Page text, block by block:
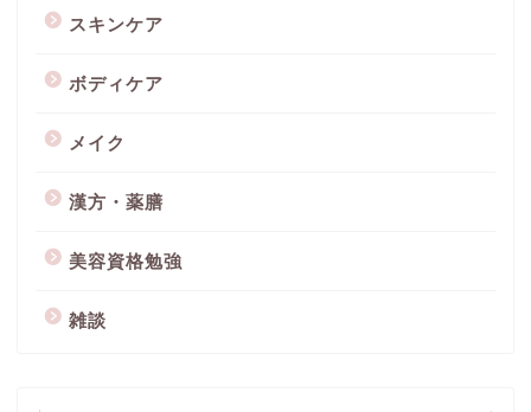
スキンケア
ボディケア
メイク
漢方・薬膳
美容資格勉強
雑談